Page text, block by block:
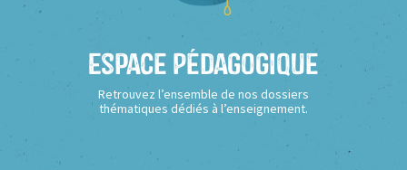
Espace Pédagogique
Retrouvez l’ensemble de nos dossiers
thématiques dédiés à l’enseignement.